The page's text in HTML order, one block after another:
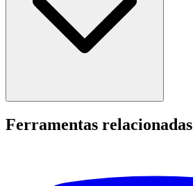
Ferramentas relacionadas